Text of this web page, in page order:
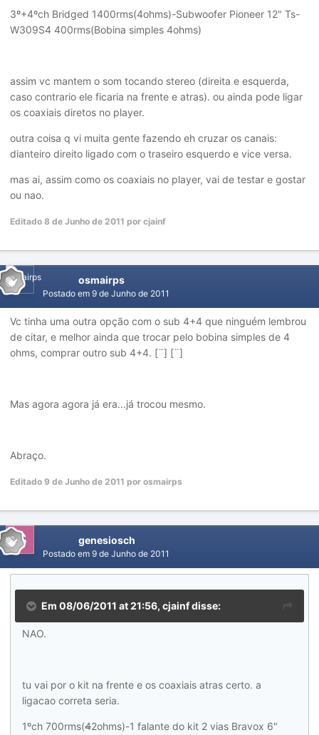
3º+4ºch Bridged 1400rms(4ohms)-Subwoofer Pioneer 12" Ts-
W309S4 400rms(Bobina simples 4ohms)
assim vc mantem o som tocando stereo (direita e esquerda,
caso contrario ele ficaria na frente e atras). ou ainda pode ligar
os coaxiais diretos no player.
outra coisa q vi muita gente fazendo eh cruzar os canais:
dianteiro direito ligado com o traseiro esquerdo e vice versa.
mas ai, assim como os coaxiais no player, vai de testar e gostar
ou nao.
Editado 8 de Junho de 2011 por cjainf
osmairps
Postado em 9 de Junho de 2011
Vc tinha uma outra opção com o sub 4+4 que ninguém lembrou
de citar, e melhor ainda que trocar pelo bobina simples de 4
ohms, comprar outro sub 4+4. [¨] [¨]
Mas agora agora já era...já trocou mesmo.
Abraço.
Editado 9 de Junho de 2011 por osmairps
genesiosch
Postado em 9 de Junho de 2011
Em 08/06/2011 at 21:56, cjainf disse:
NAO.
tu vai por o kit na frente e os coaxiais atras certo. a
ligacao correta seria.
1ºch 700rms(42ohms)-1 falante do kit 2 vias Bravox 6"